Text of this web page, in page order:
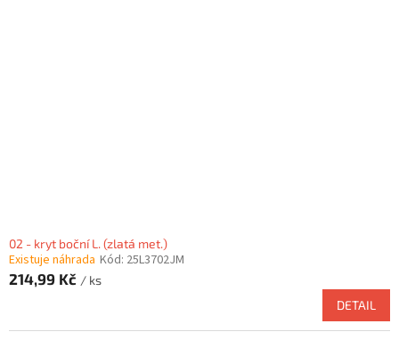
02 - kryt boční L. (zlatá met.)
Existuje náhrada Kód: 25L3702JM
214,99 Kč / ks
DETAIL